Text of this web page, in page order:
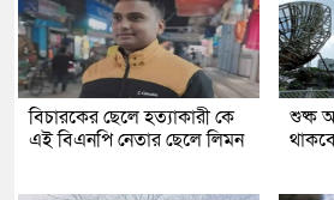
বিচারকের ছেলে হত্যাকারী কে
এই বিএনপি নেতার ছেলে লিমন
শুষ্ক